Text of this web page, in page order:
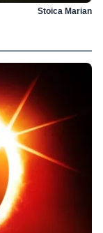
Stoica Marian